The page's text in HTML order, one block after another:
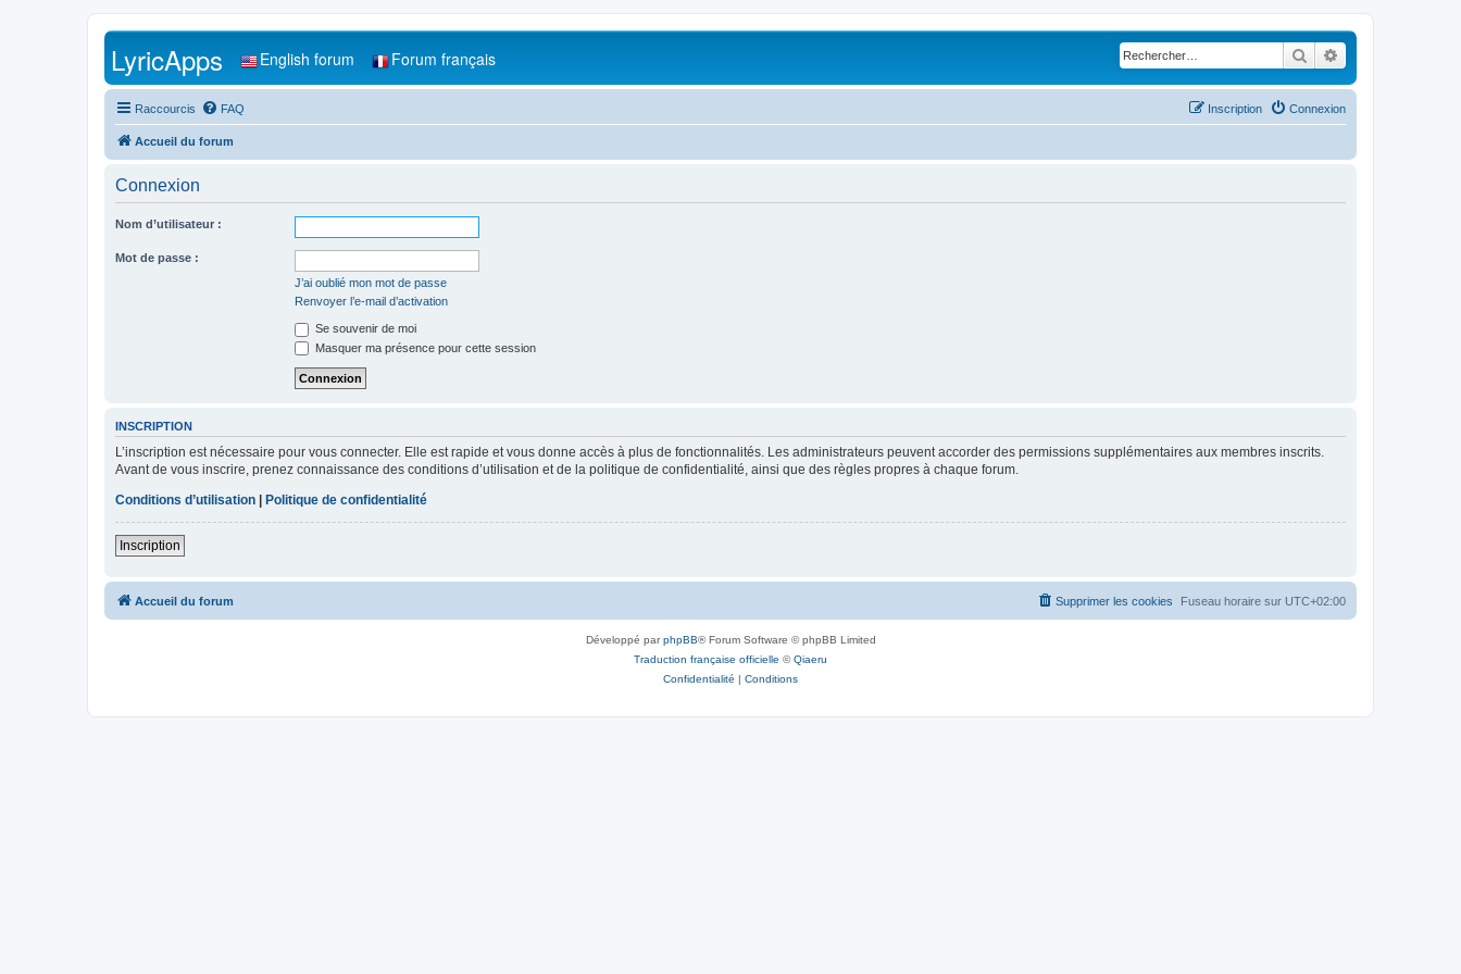
Rechercher
LyricApps English forum Forum français
Raccourcis FAQ Connexion
Inscription
Accueil du forum
Connexion
Nom d’utilisateur :
Mot de passe :
J’ai oublié mon mot de passe
Renvoyer l’e-mail d’activation
Se souvenir de moi
Masquer ma présence pour cette session
INSCRIPTION
L’inscription est nécessaire pour vous connecter. Elle est rapide et vous donne accès à plus de fonctionnalités. Les administrateurs peuvent accorder des permissions supplémentaires aux membres inscrits.
Avant de vous inscrire, prenez connaissance des conditions d’utilisation et de la politique de confidentialité, ainsi que des règles propres à chaque forum.
Conditions d’utilisation | Politique de confidentialité
Inscription
Accueil du forum Fuseau horaire sur UTC+02:00
Supprimer les cookies
Développé parphpBB® Forum Software © phpBB Limited
Traduction française officielle ©Qiaeru
Confidentialité | Conditions